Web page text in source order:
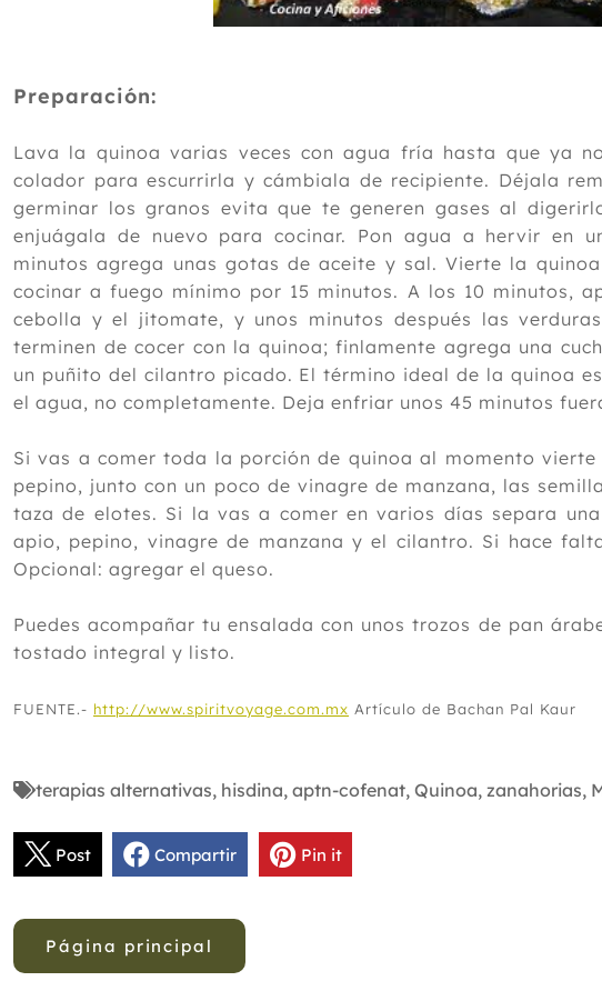
Preparación:
Lava la quinoa varias veces con agua fría hasta que ya
colador para escurrirla y cámbiala de recipiente. Déjala
germinar los granos evita que te generen gases al
enjuágala de nuevo para cocinar. Pon agua a hervir en
minutos agrega unas gotas de aceite y sal. Vierte la
cocinar a fuego mínimo por 15 minutos. A los 10 minutos,
cebolla y el jitomate, y unos minutos después las
terminen de cocer con la quinoa; finlamente agrega una
un puñito del cilantro picado. El término ideal de la quinoa
el agua, no completamente. Deja enfriar unos 45 minutos
Si vas a comer toda la porción de quinoa al momento
pepino, junto con un poco de vinagre de manzana, las
taza de elotes. Si la vas a comer en varios días separa
apio, pepino, vinagre de manzana y el cilantro. Si hace
Opcional: agregar el queso.
Puedes acompañar tu ensalada con unos trozos de pan
tostado integral y listo.
FUENTE.- http://www.spiritvoyage.com.mx Artículo de Bachan Pal Kaur
terapias alternativas, hisdina, aptn-cofenat, Quinoa, zanahorias,
Post Compartir Pin it
Página principal